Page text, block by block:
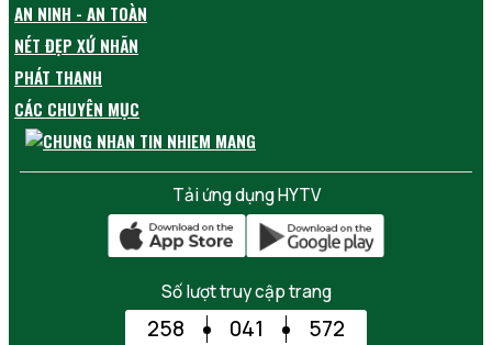
AN NINH - AN TOÀN
NÉT ĐẸP XỨ NHÃN
PHÁT THANH
CÁC CHUYÊN MỤC
Tải ứng dụng HYTV
Số lượt truy cập trang
258 041 572